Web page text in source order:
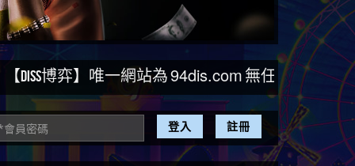
一網站為 94dis.com無任何分站。
登入 註冊